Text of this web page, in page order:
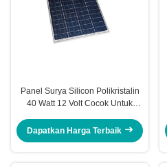
Panel Surya Silicon Polikristalin
40 Watt 12 Volt Cocok Untuk
Dapatkan Harga Terbaik